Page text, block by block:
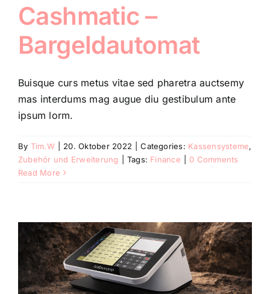
Cashmatic –
Bargeldautomat
Buisque curs metus vitae sed pharetra auctsemy
mas interdums mag augue diu gestibulum ante
ipsum lorm.
By Tim.W 20. Oktober 2022 Categories: Kassensysteme,
Zubehör und Erweiterung
Tags: Finance
0 Comments
Read More